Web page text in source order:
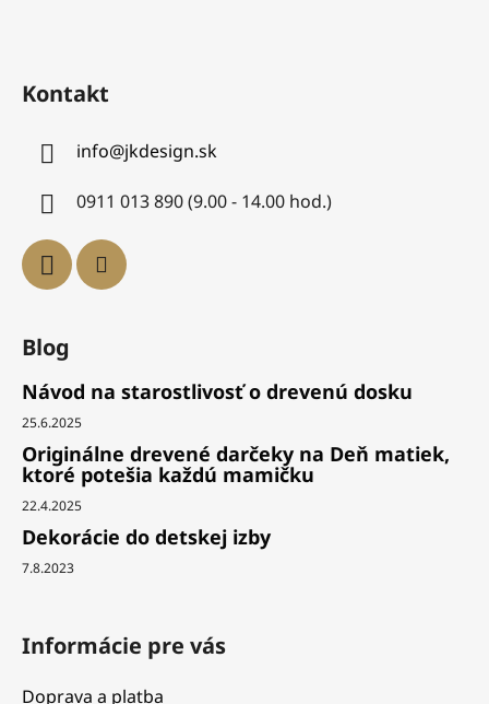
Kontakt
info@jkdesign.sk
0911 013 890 (9.00 - 14.00 hod.)
Blog
Návod na starostlivosť o drevenú dosku
25.6.2025
Originálne drevené darčeky na Deň matiek,
ktoré potešia každú mamičku
22.4.2025
Dekorácie do detskej izby
7.8.2023
Informácie pre vás
Doprava a platba